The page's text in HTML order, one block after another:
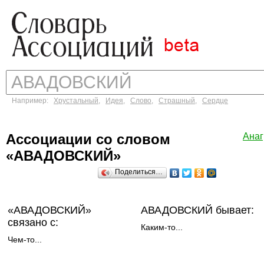
Например: Хрустальный, Идея, Слово, Страшный, Сердце
Ассоциации со словом
«АВАДОВСКИЙ»
Поделиться…
«АВАДОВСКИЙ»
связано с:
Чем-то...
АВАДОВСКИЙ бывает:
Каким-то...